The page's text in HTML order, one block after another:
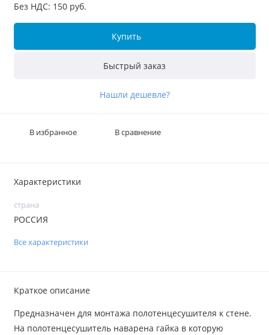
Без НДС: 150 руб.
Купить
Быстрый заказ
Нашли дешевле?
В избранное В сравнение
Характеристики
страна
РОССИЯ
Все характеристики
Краткое описание
Предназначен для монтажа полотенцесушителя к стене.
На полотенцесушитель наварена гайка в которую